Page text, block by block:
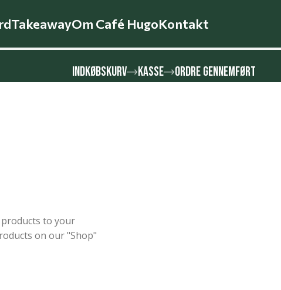
TakeawayOm Café HugoKontakt
INDKØBSKURV KASSE ORDRE GENNEMFØRT
to your
on our "Shop"